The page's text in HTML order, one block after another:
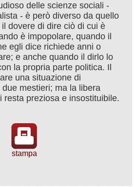
delle scienze sociali ‑
‑ è però diverso da quello
dovere di dire ciò di cui è
è impopolare, quando il
egli dice richiede anni o
e anche quando il dirlo lo
la propria parte politica. Il
una situazione di
mestieri; ma la libera
resta preziosa e insostituibile.
stampa